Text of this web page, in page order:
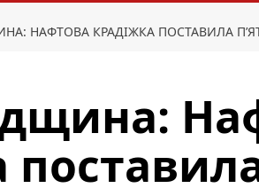
НАФТОВА КРАДІЖКА ПОСТАВИЛА